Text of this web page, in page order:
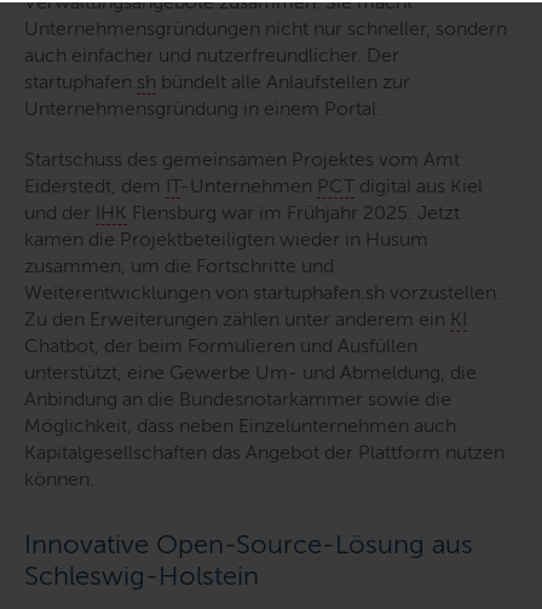
Unternehmensgründungen nicht nur schneller, sondern
auch einfacher und nutzerfreundlicher. Der
startuphafen. sh bündelt alle Anlaufstellen zur
Unternehmensgründung in einem Portal.
Startschuss des gemeinsamen Projektes vom Amt
Eiderstedt, dem IT-Unternehmen PCT digital aus Kiel
und der IHK Flensburg war im Frühjahr 2025. Jetzt
kamen die Projektbeteiligten wieder in Husum
zusammen, um die Fortschritte und
Weiterentwicklungen von startuphafen.sh vorzustellen.
Zu den Erweiterungen zählen unter anderem ein KI
Chatbot, der beim Formulieren und Ausfüllen
unterstützt, eine Gewerbe Um- und Abmeldung, die
Anbindung an die Bundesnotarkammer sowie die
Möglichkeit, dass neben Einzelunternehmen auch
Kapitalgesellschaften das Angebot der Plattform nutzen
können.
Innovative Open-Source-Lösung aus
Schleswig-Holstein